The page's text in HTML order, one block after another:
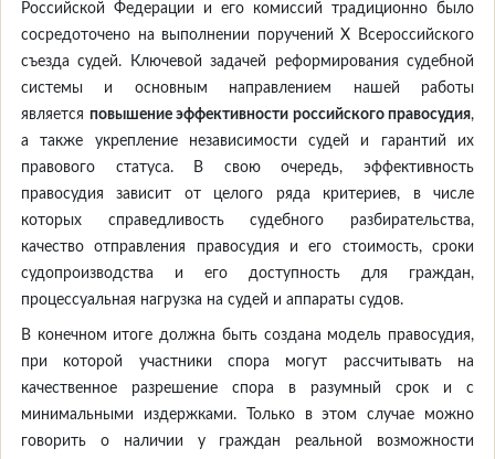
Российской Федерации и его комиссий традиционно было
сосредоточено на выполнении поручений Х Всероссийского
съезда судей. Ключевой задачей реформирования судебной
системы и основным направлением нашей работы
является повышение эффективности российского правосудия,
а также укрепление независимости судей и гарантий их
правового статуса. В свою очередь, эффективность
правосудия зависит от целого ряда критериев, в числе
которых справедливость судебного разбирательства,
качество отправления правосудия и его стоимость, сроки
судопроизводства и его доступность для граждан,
процессуальная нагрузка на судей и аппараты судов.
В конечном итоге должна быть создана модель правосудия,
при которой участники спора могут рассчитывать на
качественное разрешение спора в разумный срок и с
минимальными издержками. Только в этом случае можно
говорить о наличии у граждан реальной возможности